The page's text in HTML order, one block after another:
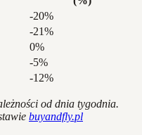
-20%
-21%
0%
-5%
-12%
od dnia tygodnia.
buyandfly.pl